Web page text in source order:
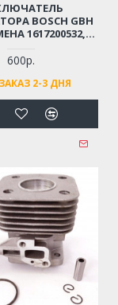
BOSCH GBH
1617200532,
600р.
2-3 ДНЯ